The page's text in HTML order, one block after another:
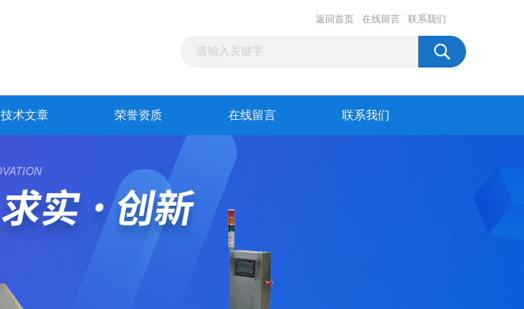
返回首页 在线留言 联系我们
技术文章 荣誉资质 在线留言 联系我们